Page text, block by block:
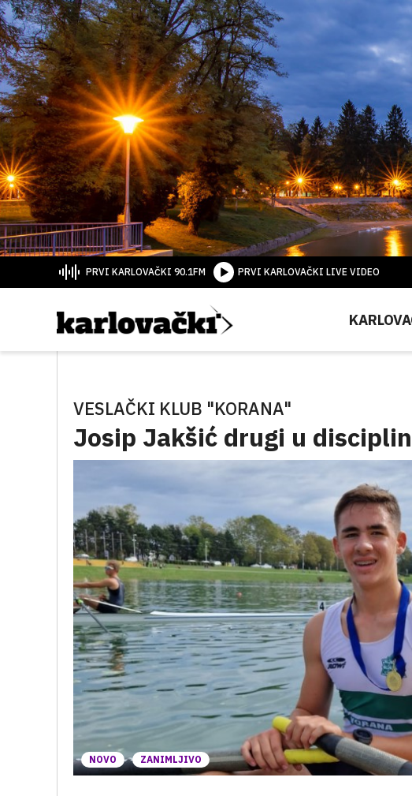
PRVI KARLOVAČKI 90.1FM PRVI KARLOVAČKI LIVE VIDEO
VESLAČKI KLUB "KORANA"
Josip Jakšić drugi u
NOVO ZANIMLJIVO